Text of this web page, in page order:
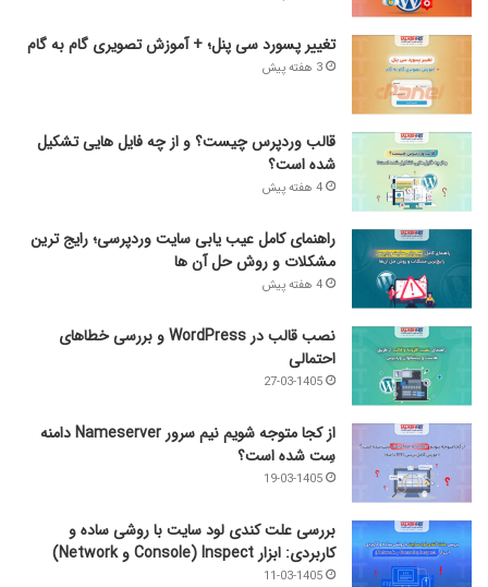
تغییر پسورد سی پنل؛ + آموزش تصویری گام به گام
3 هفته پیش
قالب وردپرس چیست؟ و از چه فایل­ هایی تشکیل
شده است؟
4 هفته پیش
راهنمای کامل عیب‌ یابی سایت وردپرسی؛ رایج‌ ترین
مشکلات و روش حل آن‌ ها
4 هفته پیش
نصب قالب در WordPress و بررسی خطاهای
احتمالی
27-03-1405
از کجا متوجه شویم نیم ‌سرور Nameserver دامنه
سِت شده است؟
19-03-1405
بررسی علت کندی لود سایت با روشی ساده و
کاربردی: ابزار Inspect (Console و Network)
11-03-1405